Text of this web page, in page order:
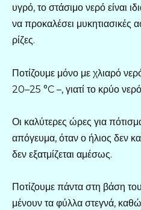
υγρό, το στάσιμο νερό είναι
να προκαλέσει μυκητιασικές
ρίζες.
Ποτίζουμε μόνο με χλιαρό
20–25 °C –, γιατί το κρύο
Οι καλύτερες ώρες για
απόγευμα, όταν ο ήλιος δεν
δεν εξατμίζεται αμέσως.
Ποτίζουμε πάντα στη βάση
μένουν τα φύλλα στεγνά,